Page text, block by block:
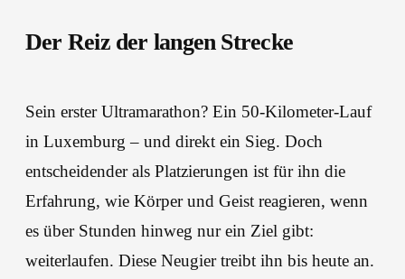
Der Reiz der langen Strecke
Sein erster Ultramarathon? Ein 50-Kilometer-Lauf
in Luxemburg – und direkt ein Sieg. Doch
entscheidender als Platzierungen ist für ihn die
Erfahrung, wie Körper und Geist reagieren, wenn
es über Stunden hinweg nur ein Ziel gibt:
weiterlaufen. Diese Neugier treibt ihn bis heute an.